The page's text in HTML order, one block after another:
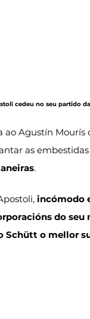
cedeu no seu
ao Agustín Mourís
as embestidas
.
incómodo
do seu
Schütt o mellor